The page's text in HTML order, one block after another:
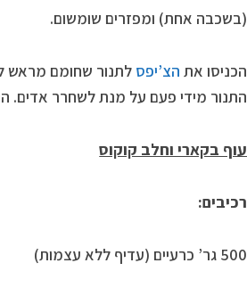
(בשכבה אחת) ומפזרים שומשום.
הכניסו את הצ’יפס
התנור מידי פעם על מנת לשחרר אדים.
עוף בקארי וחלב קוקוס
רכיבים:
500 גר’ כרעיים (עדיף ללא עצמות)